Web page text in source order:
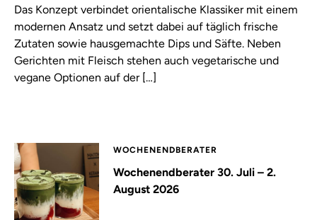
Das Konzept verbindet orientalische Klassiker mit einem
modernen Ansatz und setzt dabei auf täglich frische
Zutaten sowie hausgemachte Dips und Säfte. Neben
Gerichten mit Fleisch stehen auch vegetarische und
vegane Optionen auf der […]
WOCHENENDBERATER
Wochenendberater 30. Juli – 2.
August 2026